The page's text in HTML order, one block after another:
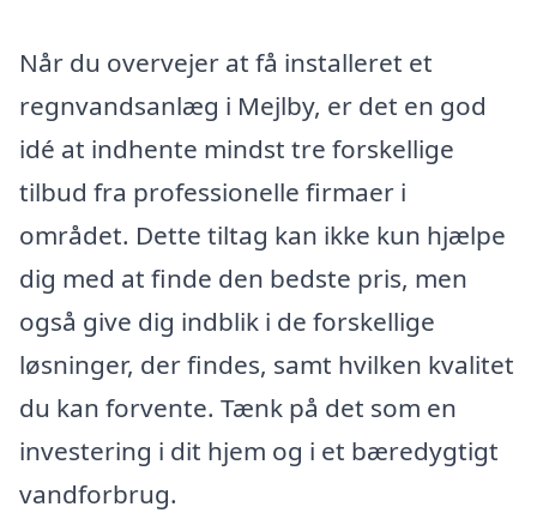
Når du overvejer at få installeret et
regnvandsanlæg i Mejlby, er det en god
idé at indhente mindst tre forskellige
tilbud fra professionelle firmaer i
området. Dette tiltag kan ikke kun hjælpe
dig med at finde den bedste pris, men
også give dig indblik i de forskellige
løsninger, der findes, samt hvilken kvalitet
du kan forvente. Tænk på det som en
investering i dit hjem og i et bæredygtigt
vandforbrug.